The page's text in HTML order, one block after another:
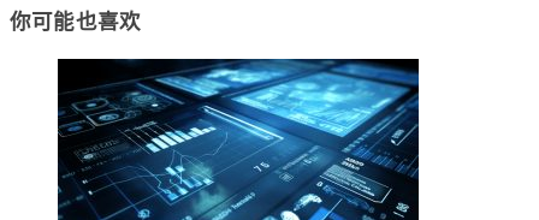
你可能也喜欢